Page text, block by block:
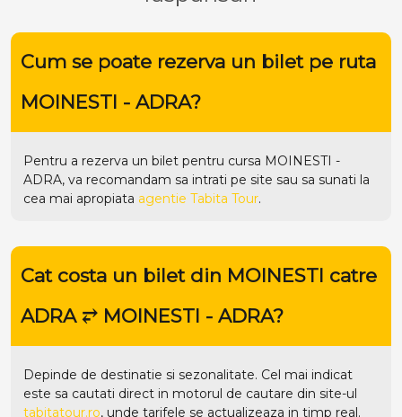
Cum se poate rezerva un bilet pe ruta
MOINESTI - ADRA?
Pentru a rezerva un bilet pentru cursa MOINESTI -
ADRA, va recomandam sa intrati pe site sau sa sunati la
cea mai apropiata agentie Tabita Tour.
Cat costa un bilet din MOINESTI catre
ADRA ⥂ MOINESTI - ADRA?
Depinde de destinatie si sezonalitate. Cel mai indicat
este sa cautati direct in motorul de cautare din site-ul
tabitatour.ro, unde tarifele se actualizeaza in timp real.